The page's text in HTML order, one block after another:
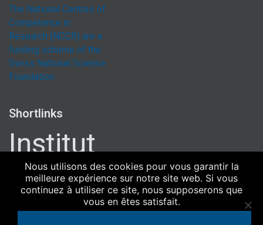
The National Centres of
Competence in
Research (NCCR) are a
funding scheme of the
Swiss National Science
Foundation.
Shortlinks
Institut
Uni Bern
Uni Zürich
Université de Genève
Nous utilisons des cookies pour vous garantir la
meilleure expérience sur notre site web. Si vous
continuez à utiliser ce site, nous supposerons que
vous en êtes satisfait.